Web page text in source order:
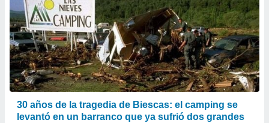
30 años de la tragedia de Biescas: el camping se
levantó en un barranco que ya sufrió dos grandes